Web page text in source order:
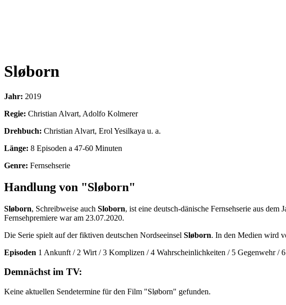
Sløborn
Jahr: 2019
Regie: Christian Alvart, Adolfo Kolmerer
Drehbuch: Christian Alvart, Erol Yesilkaya u. a.
Länge: 8 Episoden a 47-60 Minuten
Genre: Fernsehserie
Handlung von "Sløborn"
Sløborn, Schreibweise auch Sloborn, ist eine deutsch-dänische Fernsehserie aus dem
Fernsehpremiere war am 23.07.2020.
Die Serie spielt auf der fiktiven deutschen Nordseeinsel Sløborn. In den Medien wird
Episoden 1 Ankunft / 2 Wirt / 3 Komplizen / 4 Wahrscheinlichkeiten / 5 Gegenwehr /
Demnächst im TV:
Keine aktuellen Sendetermine für den Film "Sløborn" gefunden.